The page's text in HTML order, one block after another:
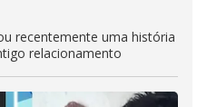
recentemente uma história
relacionamento